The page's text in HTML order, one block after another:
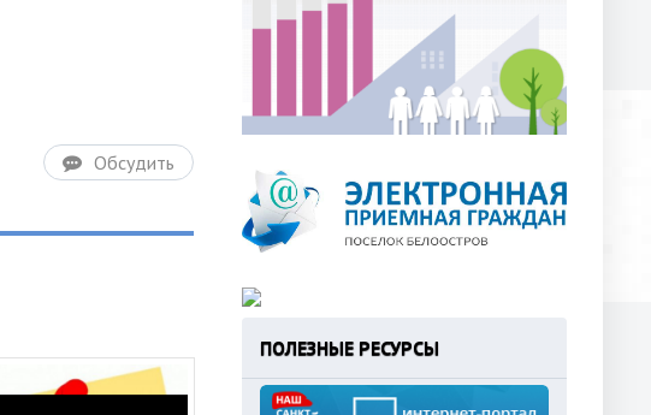
Обсудить
ПОЛЕЗНЫЕ РЕСУРСЫ